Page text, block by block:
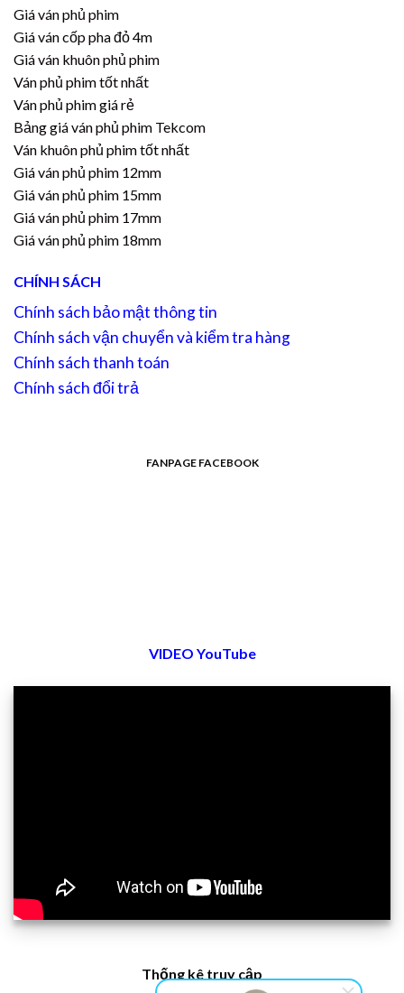
Giá ván phủ phim
Giá ván cốp pha đỏ 4m
Giá ván khuôn phủ phim
Ván phủ phim tốt nhất
Ván phủ phim giá rẻ
Bảng giá ván phủ phim Tekcom
Ván khuôn phủ phim tốt nhất
Giá ván phủ phim 12mm
Giá ván phủ phim 15mm
Giá ván phủ phim 17mm
Giá ván phủ phim 18mm
CHÍNH SÁCH
Chính sách bảo mật thông tin
Chính sách vận chuyển và kiểm tra hàng
Chính sách thanh toán
Chính sách đổi trả
FANPAGE FACEBOOK
VIDEO YouTube
Thống kê truy cập